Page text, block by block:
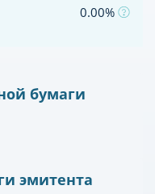
0.00%
бумаги
эмитента